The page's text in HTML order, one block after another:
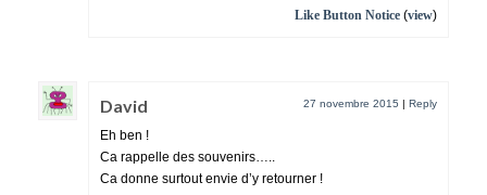
Like Button Notice (view)
David 27 novembre 2015 | Reply
Eh ben !
Ca rappelle des souvenirs…..
Ca donne surtout envie d’y retourner !